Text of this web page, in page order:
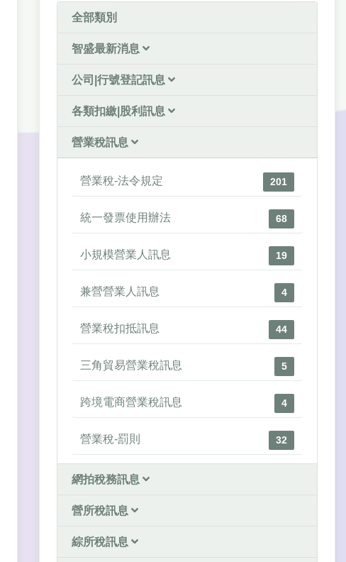
全部類別
智盛最新消息
公司|行號登記訊息
各類扣繳|股利訊息
營業稅訊息
營業稅-法令規定 201
統一發票使用辦法 68
小規模營業人訊息 19
兼營營業人訊息 4
營業稅扣抵訊息 44
三角貿易營業稅訊息 5
跨境電商營業稅訊息 4
營業稅-罰則 32
網拍稅務訊息
營所稅訊息
綜所稅訊息